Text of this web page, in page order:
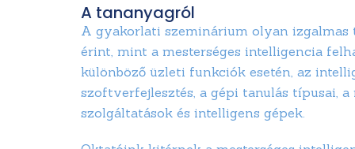
A tananyagról
A gyakorlati szeminárium olyan izgalmas
érint, mint a mesterséges intelligencia
különböző üzleti funkciók esetén, az
szoftverfejlesztés, a gépi tanulás típusai,
szolgáltatások és intelligens gépek.